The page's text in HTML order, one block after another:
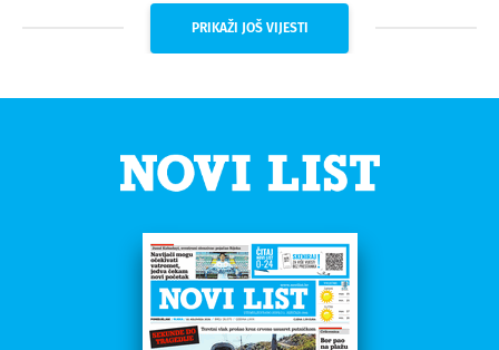
PRIKAŽI JOŠ VIJESTI